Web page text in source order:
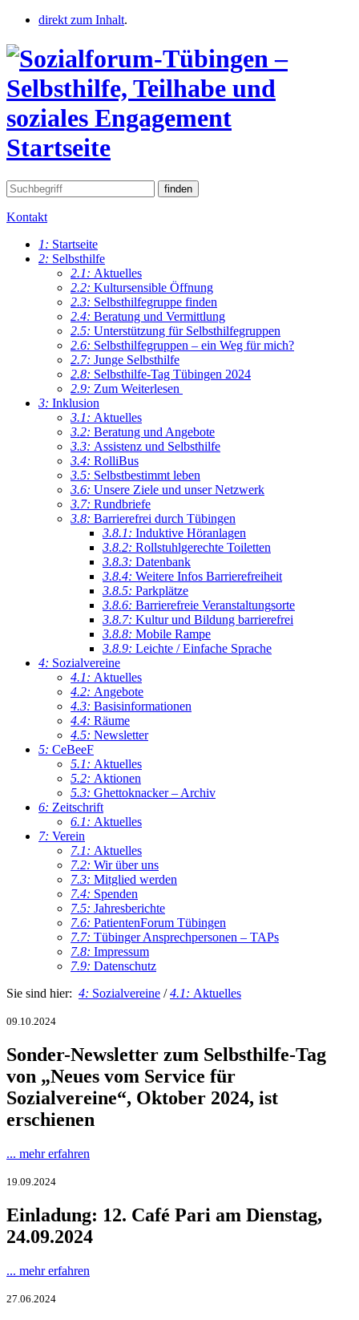
direkt zum Inhalt.
Startseite
Kontakt
1: Startseite
2: Selbsthilfe
2.1: Aktuelles
2.2: Kultursensible Öffnung
2.3: Selbsthilfegruppe finden
2.4: Beratung und Vermittlung
2.5: Unterstützung für Selbsthilfegruppen
2.6: Selbsthilfegruppen – ein Weg für mich?
2.7: Junge Selbsthilfe
2.8: Selbsthilfe-Tag Tübingen 2024
2.9: Zum Weiterlesen
3: Inklusion
3.1: Aktuelles
3.2: Beratung und Angebote
3.3: Assistenz und Selbsthilfe
3.4: RolliBus
3.5: Selbstbestimmt leben
3.6: Unsere Ziele und unser Netzwerk
3.7: Rundbriefe
3.8: Barrierefrei durch Tübingen
3.8.1: Induktive Höranlagen
3.8.2: Rollstuhlgerechte Toiletten
3.8.3: Datenbank
3.8.4: Weitere Infos Barrierefreiheit
3.8.5: Parkplätze
3.8.6: Barrierefreie Veranstaltungsorte
3.8.7: Kultur und Bildung barrierefrei
3.8.8: Mobile Rampe
3.8.9: Leichte / Einfache Sprache
4: Sozialvereine
4.1: Aktuelles
4.2: Angebote
4.3: Basisinformationen
4.4: Räume
4.5: Newsletter
5: CeBeeF
5.1: Aktuelles
5.2: Aktionen
5.3: Ghettoknacker – Archiv
6: Zeitschrift
6.1: Aktuelles
7: Verein
7.1: Aktuelles
7.2: Wir über uns
7.3: Mitglied werden
7.4: Spenden
7.5: Jahresberichte
7.6: PatientenForum Tübingen
7.7: Tübinger Ansprechpersonen – TAPs
7.8: Impressum
7.9: Datenschutz
Sie sind hier: 4: Sozialvereine /4.1: Aktuelles
09.10.2024
Sonder-Newsletter zum Selbsthilfe-Tag
von „Neues vom Service für
Sozialvereine“, Oktober 2024, ist
erschienen
... mehr erfahren
19.09.2024
Einladung: 12. Café Pari am Dienstag,
24.09.2024
... mehr erfahren
27.06.2024